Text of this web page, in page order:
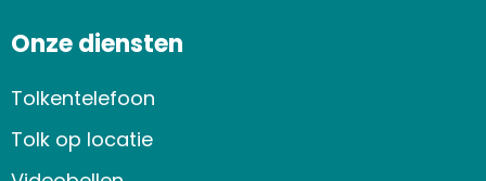
Onze diensten
Tolkentelefoon
Tolk op locatie